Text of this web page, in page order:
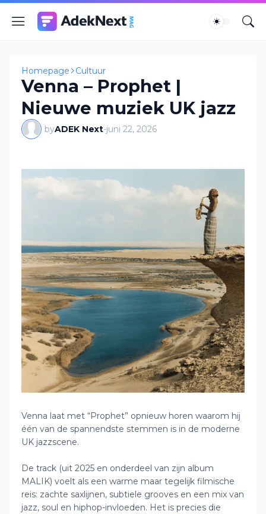
Homepage Cultuur
Venna – Prophet |
Nieuwe muziek UK jazz
byADEK Next-juni 22, 2026
Venna laat met “Prophet” opnieuw horen waarom hij
één van de spannendste stemmen is in de moderne
UK jazzscene.
De track (uit 2025 en onderdeel van zijn album
MALIK) voelt als een warme maar tegelijk filmische
reis: zachte saxlijnen, subtiele grooves en een mix van
jazz, soul en hiphop-invloeden. Het is precies die